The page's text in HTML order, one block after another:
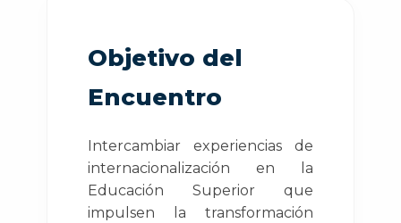
Objetivo del
Encuentro
Intercambiar experiencias de
internacionalización en la
Educación Superior que
impulsen la transformación